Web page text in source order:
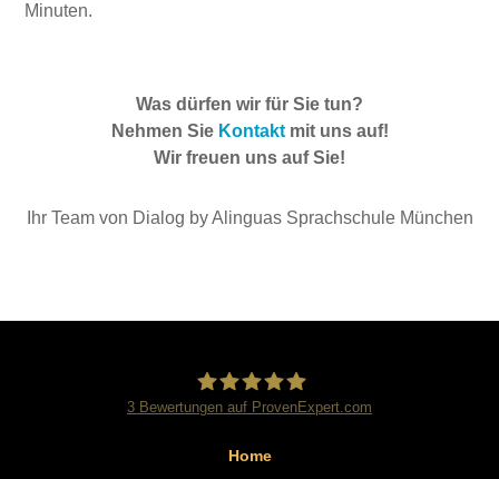
Minuten.
Was dürfen wir für Sie tun?
Nehmen Sie Kontakt mit uns auf!
Wir freuen uns auf Sie!
Ihr Team von Dialog by Alinguas Sprachschule München
Dialog Sprachschule
3 Bewertungen auf ProvenExpert.com
Home